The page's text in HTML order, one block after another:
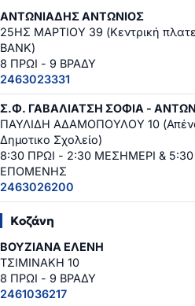
ΑΝΤΩΝΙΑΔΗΣ ΑΝΤΩΝΙΟΣ
25ΗΣ ΜΑΡΤΙΟΥ 39 (Κεντρική
BANK)
8 ΠΡΩΙ - 9 ΒΡΑΔΥ
2463023331
Σ.Φ. ΓΑΒΑΛΙΑΤΣΗ ΣΟΦΙΑ -
ΠΑΥΛΙΔΗ ΑΔΑΜΟΠΟΥΛΟΥ 10
Δημοτικο Σχολείο)
8:30 ΠΡΩΙ - 2:30 ΜΕΣΗΜΕΡΙ &
ΕΠΟΜΕΝΗΣ
2463026200
Κοζάνη
ΒΟΥΖΙΑΝΑ ΕΛΕΝΗ
ΤΣΙΜΙΝΑΚΗ 10
8 ΠΡΩΙ - 9 ΒΡΑΔΥ
2461036217